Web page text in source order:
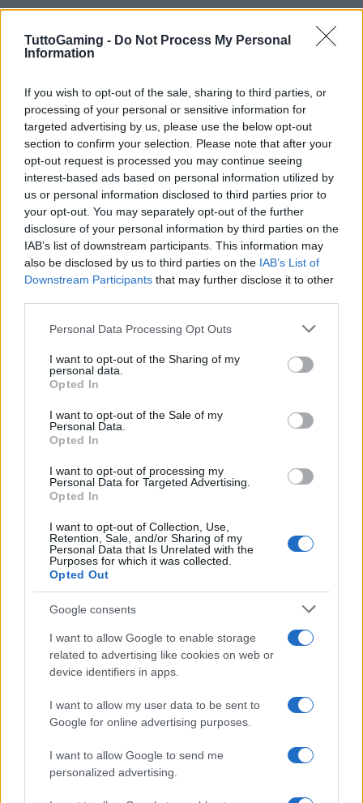
TuttoGaming - Do Not Process My Personal
Information
If you wish to opt-out of the sale, sharing to third parties, or
processing of your personal or sensitive information for
targeted advertising by us, please use the below opt-out
section to confirm your selection. Please note that after your
opt-out request is processed you may continue seeing
interest-based ads based on personal information utilized by
us or personal information disclosed to third parties prior to
your opt-out. You may separately opt-out of the further
disclosure of your personal information by third parties on the
IAB’s list of downstream participants. This information may
also be disclosed by us to third parties on the IAB’s List of
Downstream Participants that may further disclose it to other
Please note that this website/app uses one or more Google
not limited to your visit or usage behaviour. You may click to
grant or deny consent to Google and its third-party tags to
use your data for below specified purposes in below Google
consent section.
Personal Data Processing Opt Outs
I want to opt-out of the Sharing of my
personal data.
Opted In
I want to opt-out of the Sale of my
Personal Data.
Opted In
I want to opt-out of processing my
Personal Data for Targeted Advertising.
Opted In
I want to opt-out of Collection, Use,
Retention, Sale, and/or Sharing of my
Personal Data that Is Unrelated with the
Purposes for which it was collected.
Opted Out
Google consents
I want to allow Google to enable storage
related to advertising like cookies on web or
device identifiers in apps.
I want to allow my user data to be sent to
Google for online advertising purposes.
I want to allow Google to send me
personalized advertising.
Continua a leggere
GIOCHI
Game design inclusivo: guida pratica alle opzioni
Andrea Conforti · 8 Ago 2026
Metodo backlog giochi: matrice sforzo/beneficio e
Andrea Conforti · 8 Ago 2026
GIOCHI